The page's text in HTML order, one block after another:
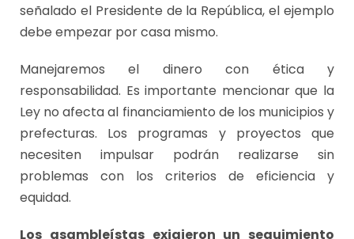
señalado el Presidente de la República, el ejemplo
debe empezar por casa mismo.
Manejaremos el dinero con ética y
responsabilidad. Es importante mencionar que la
Ley no afecta al financiamiento de los municipios y
prefecturas. Los programas y proyectos que
necesiten impulsar podrán realizarse sin
problemas con los criterios de eficiencia y
equidad.
Los asambleístas exigieron un seguimiento